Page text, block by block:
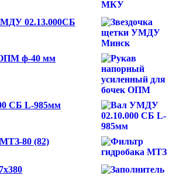
02.13.000СБ
ф-40 мм
СБ L-985мм
80 (82)